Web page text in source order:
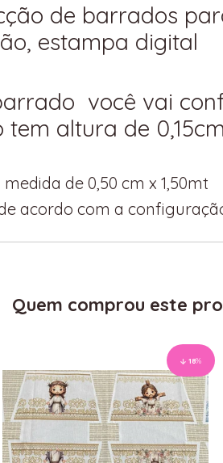
de barrados
estampa digital
você vai
altura de
de 0,50 cm x 1,50mt
acordo com a
Quem comprou este
18%